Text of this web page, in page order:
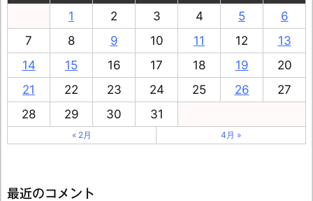
1
2 3 4 5
6
7
8 9 10 11 12
13
14
15 16 17 18 19
20
21
22 23 24 25 26
27
28
29 30 31
« 2月 4月 »
最近のコメント